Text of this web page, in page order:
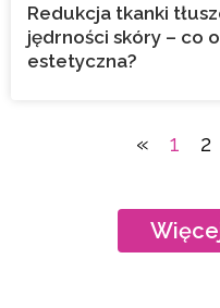
Redukcja tkanki
jędrności skóry – co
estetyczna?
« 1 2